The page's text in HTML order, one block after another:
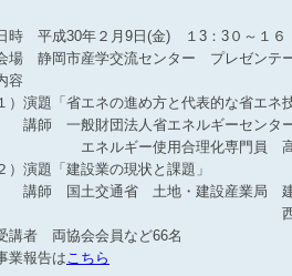
時 平成30年２月9日(金) １3：3０～１６
場 静岡市産学交流センター プレゼンテ
容
演題「省エネの進め方と代表的な省エネ
一般財団法人省エネルギーセンタ
ルギー使用合理化専門員
演題「建設業の現状と課題」
国土交通省 土地・建設産業局 建
畑 智
講者 両協会会員など66名
業報告はこちら